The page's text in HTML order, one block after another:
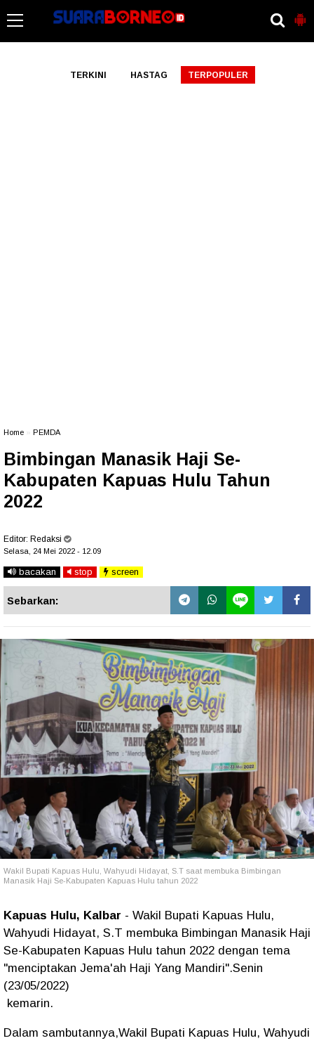
TERKINI HASTAG TERPOPULER
Home PEMDA
Bimbingan Manasik Haji Se-
Kabupaten Kapuas Hulu Tahun
2022
Editor: Redaksi
Selasa, 24 Mei 2022 - 12.09
bacakan stop screen
Sebarkan:
Wakil Bupati Kapuas Hulu, Wahyudi Hidayat, S.T saat membuka Bimbingan
Manasik Haji Se-Kabupaten Kapuas Hulu tahun 2022
Kapuas Hulu, Kalbar - Wakil Bupati Kapuas Hulu,
Wahyudi Hidayat, S.T membuka Bimbingan Manasik Haji
Se-Kabupaten Kapuas Hulu tahun 2022 dengan tema
"menciptakan Jema'ah Haji Yang Mandiri".Senin
(23/05/2022)
kemarin.
Dalam sambutannya,Wakil Bupati Kapuas Hulu, Wahyudi